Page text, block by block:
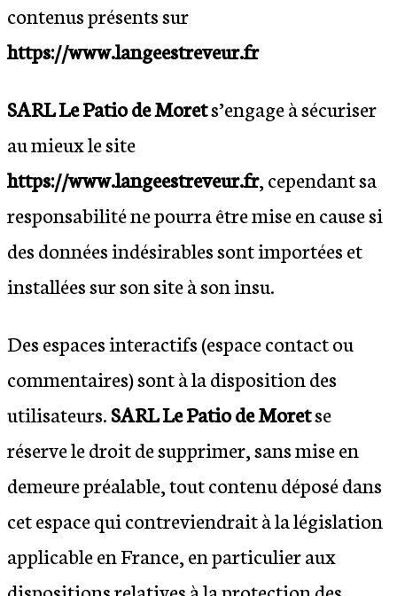
contenus présents sur
https://www.langeestreveur.fr
SARL Le Patio de Morets’engage à sécuriser
au mieux le site
https://www.langeestreveur.fr, cependant sa
responsabilité ne pourra être mise en cause si
des données indésirables sont importées et
installées sur son site à son insu.
Des espaces interactifs (espace contact ou
commentaires) sont à la disposition des
utilisateurs.SARL Le Patio de Moretse
réserve le droit de supprimer, sans mise en
demeure préalable, tout contenu déposé dans
cet espace qui contreviendrait à la législation
applicable en France, en particulier aux